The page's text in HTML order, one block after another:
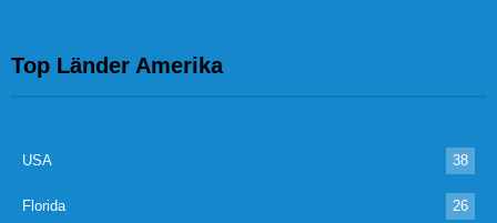
Top Länder Amerika
USA 38
Florida 26